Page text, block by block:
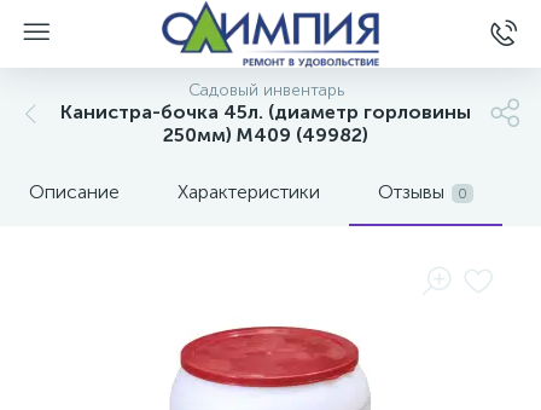
Садовый инвентарь
Канистра-бочка 45л. (диаметр горловины
250мм) М409 (49982)
Описание Характеристики Отзывы 0